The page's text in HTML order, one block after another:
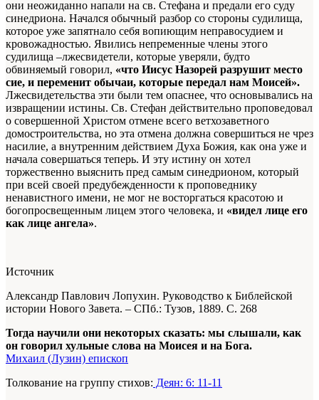
они неожиданно напали на св. Стефана и предали его суду
синедриона. Начался обычный разбор со стороны судилища,
которое уже запятнало себя вопиющим неправосудием и
кровожадностью. Явились непременные члены этого
судилища –лжесвидетели, ко­торые уверяли, будто
обвиняемый говорил, «что Иисус Назорей разрушит место
сие, и переменит обычаи, которые передал нам Моисей».
Лжесвидетельства эти были тем опаснее, что основывались на
извращении истины. Св. Стефан действительно проповедовал
о совершенной Христом отмене всего ветхозаветного
домостроительства, но эта отмена должна совершиться не чрез
насилие, а внутренним действием Духа Божия, как она уже и
начала совершаться теперь. И эту истину он хотел
торжественно выяснить пред самым синедрионом, который
при всей своей предубежденности к проповеднику
ненавистного имени, не мог не восторгаться красотою и
богопросвещенным лицем этого человека, и «видел лице его
как лице ангела».
Источник
Александр Павлович Лопухин. Руководство к Библейской
истории Нового Завета. – СПб.: Тузов, 1889. С. 268
Тогда научили они некоторых сказать: мы слышали, как
он говорил хульные слова на Моисея и на Бога.
Михаил (Лузин) епископ
Толкование на группу стихов: Деян: 6: 11-11